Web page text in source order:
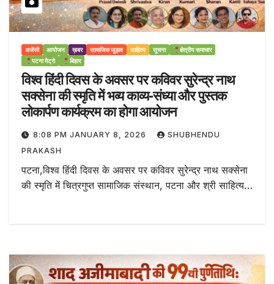
अजेंसी आयोजन ख़बर सामाजिक जुड़ाव साहित्य सूचना
क्षेत्रीय समाचार
पटना मेट्रो
बिहार
विश्व हिंदी दिवस के अवसर पर कविवर सुरेन्द्र नाथ
सक्सेना की स्मृति में भव्य काव्य-संध्या और पुस्तक
लोकार्पण कार्यक्रम का होगा आयोजन
8:08 PM JANUARY 8, 2026
SHUBHENDU
PRAKASH
पटना,विश्व हिंदी दिवस के अवसर पर कविवर सुरेन्द्र नाथ सक्सेना
की स्मृति में चित्रगुप्त सामाजिक संस्थान, पटना और श्री साहित्य…